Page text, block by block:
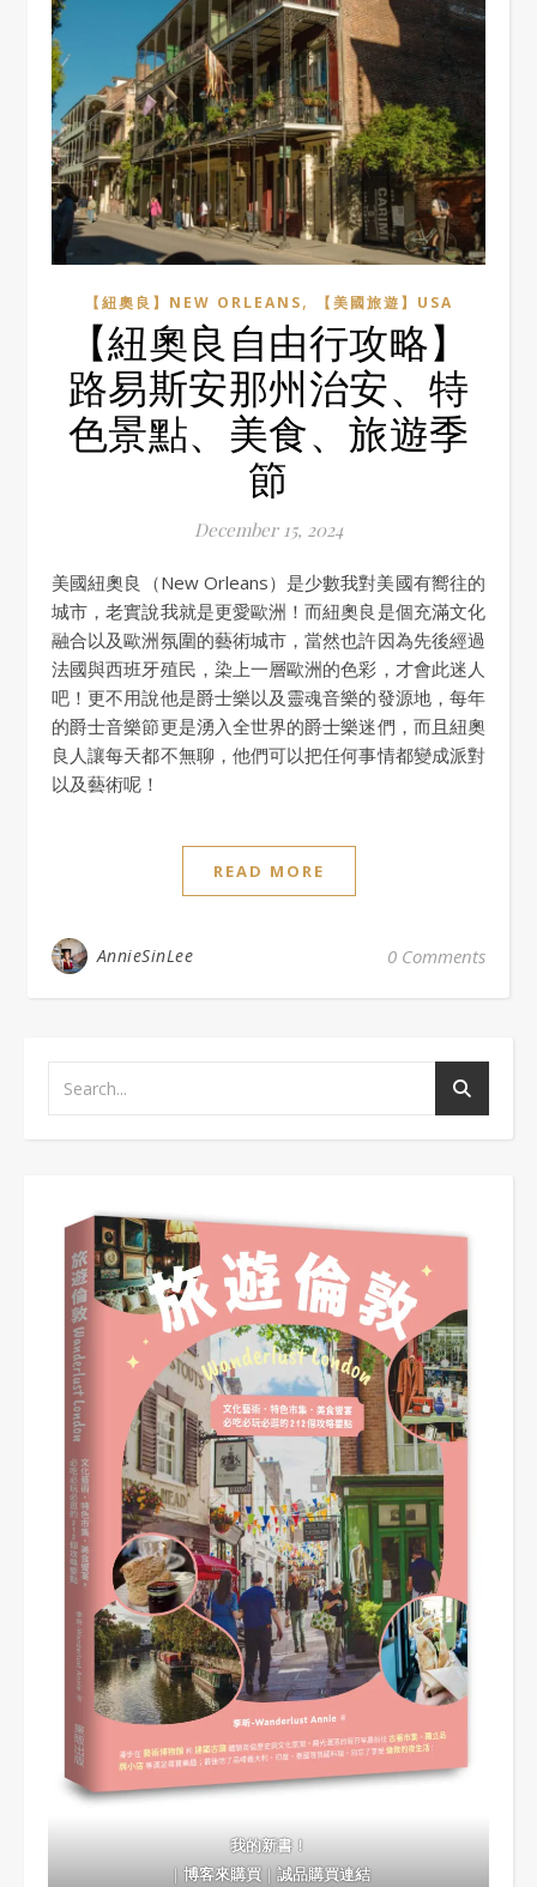
【紐奧良】NEW ORLEANS, 【美國旅遊】USA
【紐奧良自由行攻略】
路易斯安那州治安、特
色景點、美食、旅遊季
節
December 15, 2024
美國紐奧良（New Orleans）是少數我對美國有嚮往的
城市，老實說我就是更愛歐洲！而紐奧良是個充滿文化
融合以及歐洲氛圍的藝術城市，當然也許因為先後經過
法國與西班牙殖民，染上一層歐洲的色彩，才會此迷人
吧！更不用說他是爵士樂以及靈魂音樂的發源地，每年
的爵士音樂節更是湧入全世界的爵士樂迷們，而且紐奧
良人讓每天都不無聊，他們可以把任何事情都變成派對
以及藝術呢！
READ MORE
AnnieSinLee 0 Comments
我的新書！
｜博客來購買｜誠品購買連結